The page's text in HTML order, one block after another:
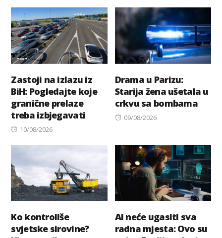
Zastoji na izlazu iz
BiH: Pogledajte koje
granične prelaze
treba izbjegavati
Posted
10/08/2026
Drama u Parizu:
Starija žena ušetala u
crkvu sa bombama
Posted
09/08/2026
Ko kontroliše
svjetske sirovine?
AI neće ugasiti sva
radna mjesta: Ovo su